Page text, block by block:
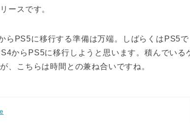
ースです。
らPS5に移行する準備は万端。しばらくはPS5で
からPS5に移行しようと思います。積んでいる
、こちらは時間との兼ね合いですね。